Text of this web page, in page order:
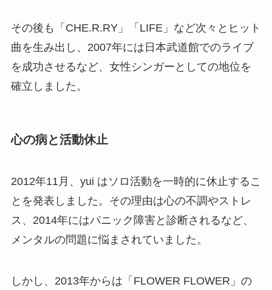
その後も「CHE.R.RY」「LIFE」など次々とヒット
曲を生み出し、2007年には日本武道館でのライブ
を成功させるなど、女性シンガーとしての地位を
確立しました。
心の病と活動休止
2012年11月、yui はソロ活動を一時的に休止するこ
とを発表しました。その理由は心の不調やストレ
ス、2014年にはパニック障害と診断されるなど、
メンタルの問題に悩まされていました。
しかし、2013年からは「FLOWER FLOWER」の